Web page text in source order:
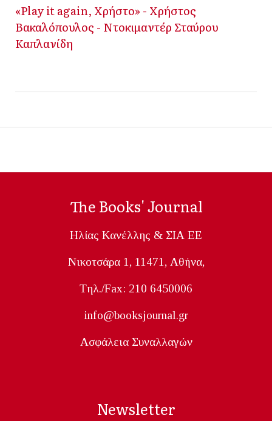
«Play it again, Χρήστο» - Χρήστος
Βακαλόπουλος - Ντοκιμαντέρ Σταύρου
Καπλανίδη
The Books' Journal
Ηλίας Κανέλλης & ΣΙΑ ΕΕ
Nικοτσάρα 1, 11471, Aθήνα,
Tηλ./Fax: 210 6450006
info@booksjournal.gr
Ασφάλεια Συναλλαγών
Newsletter